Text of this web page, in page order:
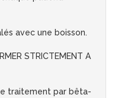
avec une boisson.
STRICTEMENT A
traitement par bêta-